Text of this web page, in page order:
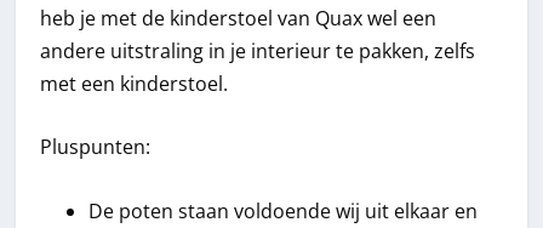
heb je met de kinderstoel van Quax wel een
andere uitstraling in je interieur te pakken, zelfs
met een kinderstoel.
Pluspunten:
De poten staan voldoende wij uit elkaar en